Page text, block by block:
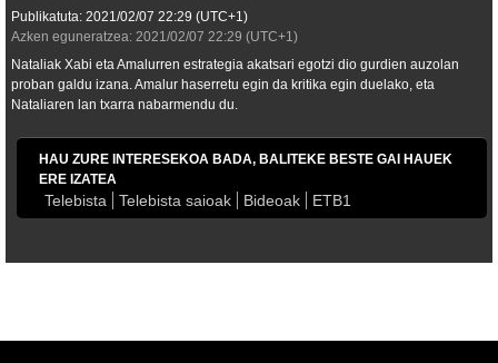
Publikatuta: 2021/02/07 22:29 (UTC+1)
Azken eguneratzea: 2021/02/07 22:29 (UTC+1)
Nataliak Xabi eta Amalurren estrategia akatsari egotzi dio gurdien auzolan
proban galdu izana. Amalur haserretu egin da kritika egin duelako, eta
Nataliaren lan txarra nabarmendu du.
HAU ZURE INTERESEKOA BADA, BALITEKE BESTE GAI HAUEK
ERE IZATEA
Telebista Telebista saioak Bideoak ETB1